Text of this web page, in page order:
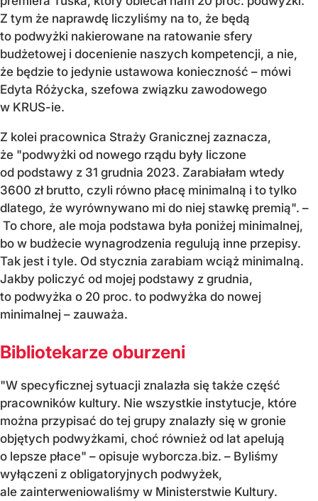
Z tym że naprawdę liczyliśmy na to, że będą
to podwyżki nakierowane na ratowanie sfery
budżetowej i docenienie naszych kompetencji, a nie,
że będzie to jedynie ustawowa konieczność – mówi
Edyta Różycka, szefowa związku zawodowego
w KRUS-ie.
Z kolei pracownica Straży Granicznej zaznacza,
że "podwyżki od nowego rządu były liczone
od podstawy z 31 grudnia 2023. Zarabiałam wtedy
3600 zł brutto, czyli równo płacę minimalną i to tylko
dlatego, że wyrównywano mi do niej stawkę premią". –
To chore, ale moja podstawa była poniżej minimalnej,
bo w budżecie wynagrodzenia regulują inne przepisy.
Tak jest i tyle. Od stycznia zarabiam wciąż minimalną.
Jakby policzyć od mojej podstawy z grudnia,
to podwyżka o 20 proc. to podwyżka do nowej
minimalnej – zauważa.
Bibliotekarze oburzeni
"W specyficznej sytuacji znalazła się także część
pracowników kultury. Nie wszystkie instytucje, które
można przypisać do tej grupy znalazły się w gronie
objętych podwyżkami, choć również od lat apelują
o lepsze płace" – opisuje wyborcza.biz. – Byliśmy
wyłączeni z obligatoryjnych podwyżek,
ale zainterweniowaliśmy w Ministerstwie Kultury.